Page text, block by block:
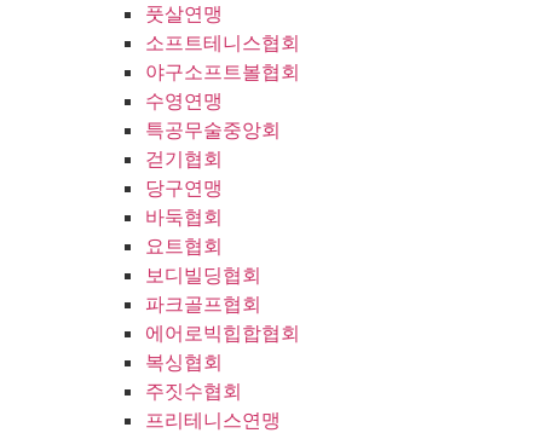
풋살연맹
소프트테니스협회
야구소프트볼협회
수영연맹
특공무술중앙회
걷기협회
당구연맹
바둑협회
요트협회
보디빌딩협회
파크골프협회
에어로빅힙합협회
복싱협회
주짓수협회
프리테니스연맹